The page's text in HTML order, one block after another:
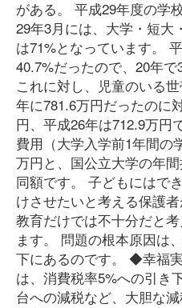
がある。 平成29年度の学
29年3月には、大学・短大
は71%となっています。
40.7%だったので、20年で
これに対し、児童のいる
年に781.6万円だったのに
円、平成26年は712.9万円
費用（大学入学前1年間の
万円と、国公立大学の年
同額です。 子どもにはで
けさせたいと考える保護
教育だけでは不十分だと
ます。 問題の根本原因は
下にあるのです。 ◆幸福
は、消費税率5%への引き
台への減税など、大胆な